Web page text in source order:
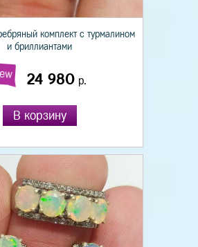
комплект с турмалином
и бриллиантами
24 980 р.
В корзину